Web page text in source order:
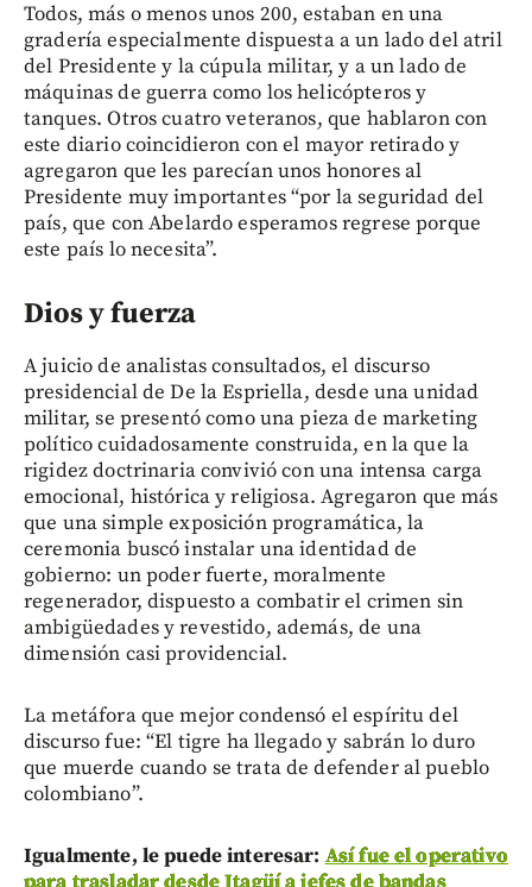
Todos, más o menos unos 200, estaban en una
gradería especialmente dispuesta a un lado del atril
del Presidente y la cúpula militar, y a un lado de
máquinas de guerra como los helicópteros y
tanques. Otros cuatro veteranos, que hablaron con
este diario coincidieron con el mayor retirado y
agregaron que les parecían unos honores al
Presidente muy importantes “por la seguridad del
país, que con Abelardo esperamos regrese porque
este país lo necesita”.
Dios y fuerza
A juicio de analistas consultados, el discurso
presidencial de De la Espriella, desde una unidad
militar, se presentó como una pieza de marketing
político cuidadosamente construida, en la que la
rigidez doctrinaria convivió con una intensa carga
emocional, histórica y religiosa. Agregaron que más
que una simple exposición programática, la
ceremonia buscó instalar una identidad de
gobierno: un poder fuerte, moralmente
regenerador, dispuesto a combatir el crimen sin
ambigüedades y revestido, además, de una
dimensión casi providencial.
La metáfora que mejor condensó el espíritu del
discurso fue: “El tigre ha llegado y sabrán lo duro
que muerde cuando se trata de defender al pueblo
colombiano”.
Igualmente, le puede interesar: Así fue el operativo